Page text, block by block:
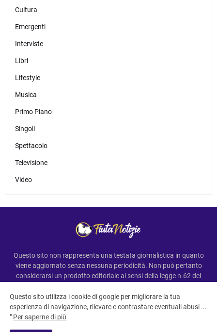
Cultura
Emergenti
Interviste
Libri
Lifestyle
Musica
Primo Piano
Singoli
Spettacolo
Televisione
Video
Questo sito non rappresenta una testata giornalistica in quanto
viene aggiornato senza nessuna periodicità. Non può pertanto
considerarsi un prodotto editoriale ai sensi della legge n.62 del
All Right Reserved Copyright ©FiutaNotizie
Questo sito utilizza i cookie di google per migliorare la tua
esperienza di navigazione, rilevare e contrastare eventuali abusi ...
" Per saperne di più